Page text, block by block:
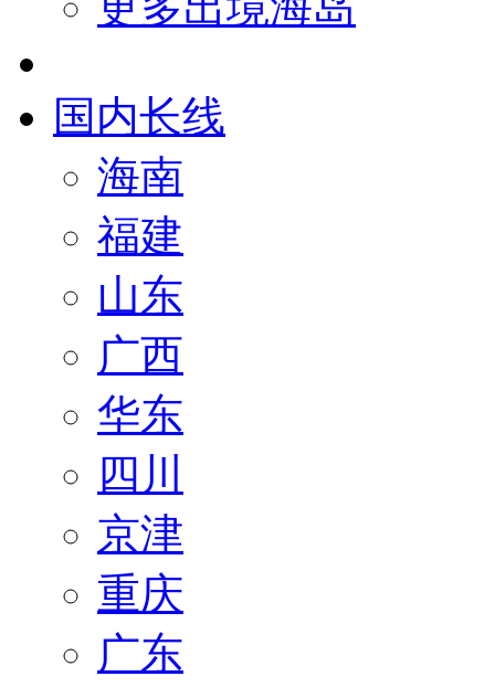
国内长线
海南
福建
山东
广西
华东
四川
京津
重庆
广东